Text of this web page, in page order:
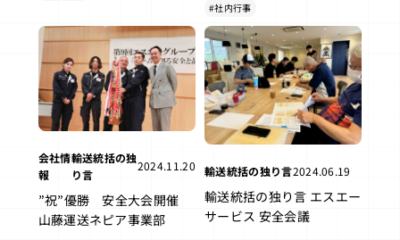
に”（船橋営業所はリモー
ト）
#社内行事
会社情
報
輸送統括の独
り言
2024.11.20
”祝”優勝 安全大会開催
山藤運送ネピア事業部
輸送統括の独り言2024.06.19
輸送統括の独り言 エスエー
サービス 安全会議